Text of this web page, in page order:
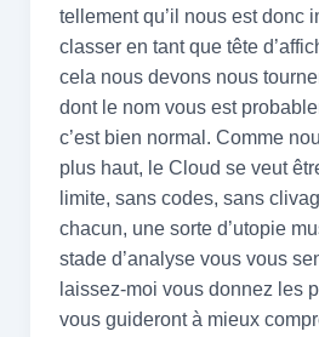
tellement qu’il nous est donc
classer en tant que tête
cela nous devons nous
dont le nom vous est
c’est bien normal. Comme
plus haut, le Cloud se veut
limite, sans codes, sans
chacun, une sorte d’utopie
stade d’analyse vous vous
laissez-moi vous donnez les
vous guideront à mieux